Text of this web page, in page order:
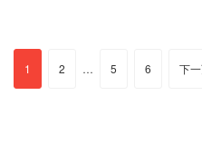
1 2 … 5 6
下